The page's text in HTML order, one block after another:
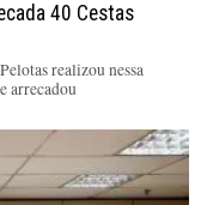
40 Cestas
realizou nessa
arrecadou